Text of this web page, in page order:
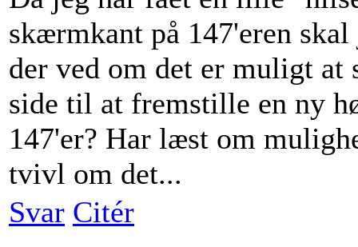
skærmkant på 147'eren
der ved om det er muligt
side til at fremstille en ny
147'er? Har læst om
tvivl om det...
Svar Citér